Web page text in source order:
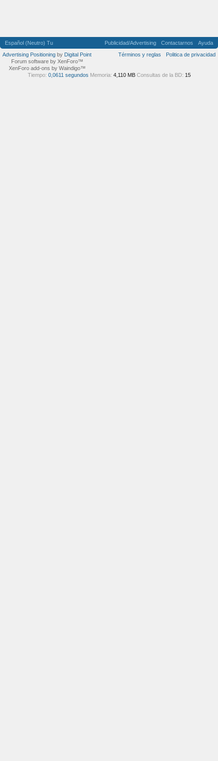
Español (Neutro) Tu Publicidad/Advertising Contactarnos
Ayuda
Términos y reglas
Politica de privacidad
Advertising Positioning by Digital Point
Forum software by XenForo™
XenForo add-ons by Waindigo™
Tiempo: 0,0611 segundos Memoria: 4,110 MB Consultas de la BD: 15